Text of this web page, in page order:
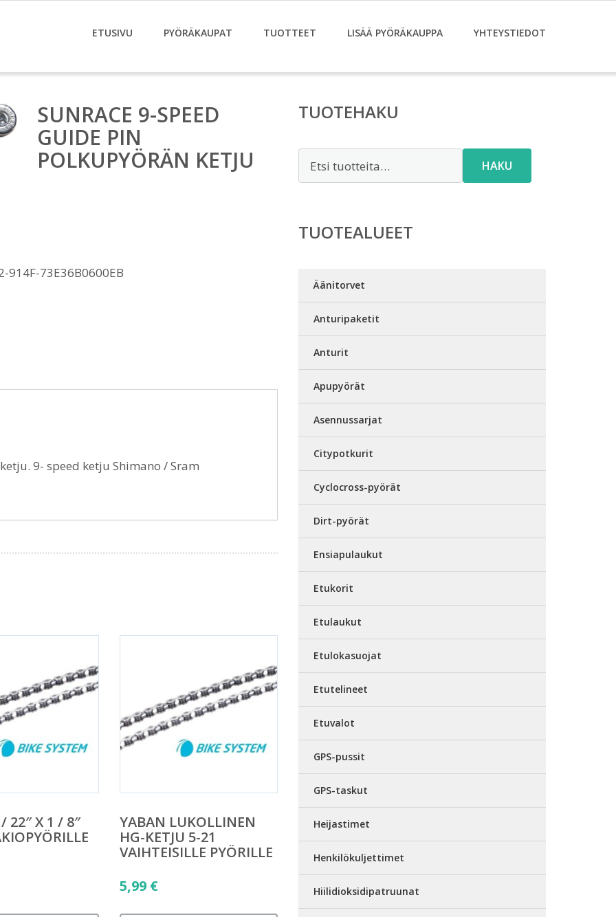
ETUSIVU PYÖRÄKAUPAT TUOTTEET LISÄÄ PYÖRÄKAUPPA YHTEYSTIEDOT
SUNRACE 9-SPEED
GUIDE PIN
POLKUPYÖRÄN KETJU
914F-73E36B0600EB
9- speed ketju Shimano / Sram
22″ X 1 / 8″
YABAN LUKOLLINEN
HG-KETJU 5-21
VAIHTEISILLE PYÖRILLE
5,99 €
TUOTEHAKU
HAKU
TUOTEALUEET
Äänitorvet
Anturipaketit
Anturit
Apupyörät
Asennussarjat
Citypotkurit
Cyclocross-pyörät
Dirt-pyörät
Ensiapulaukut
Etukorit
Etulaukut
Etulokasuojat
Etutelineet
Etuvalot
GPS-pussit
GPS-taskut
Heijastimet
Henkilökuljettimet
Hiilidioksidipatruunat